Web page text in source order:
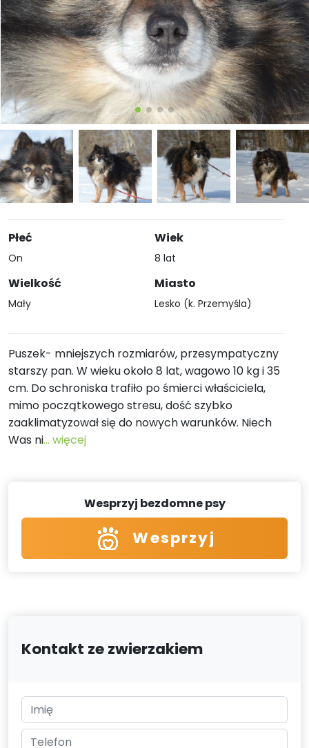
Płeć
On
Wielkość
Mały
Wiek
8 lat
Miasto
Lesko (k. Przemyśla)
Puszek- mniejszych rozmiarów, przesympatyczny
starszy pan. W wieku około 8 lat, wagowo 10 kg i 35
cm. Do schroniska trafiło po śmierci właściciela,
mimo początkowego stresu, dość szybko
zaaklimatyzował się do nowych warunków. Niech
Was ni... więcej
Wesprzyj bezdomne psy
Wesprzyj
Kontakt ze zwierzakiem